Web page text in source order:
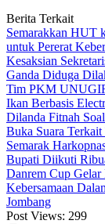
Berita Terkait
Semarakkan HUT
untuk Pererat
Kesaksian
Ganda Diduga
Tim PKM
Ikan Berbasis
Dilanda Fitnah
Buka Suara
Semarak
Bupati Diikuti
Danrem Cup
Kebersamaan
Jombang
Post Views: 299